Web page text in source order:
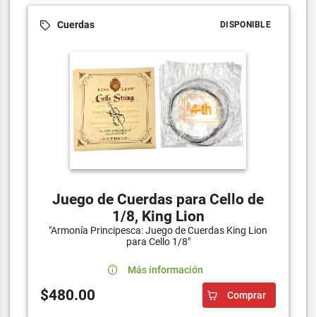
Cuerdas DISPONIBLE
Juego de Cuerdas para Cello de
1/8, King Lion
"Armonía Principesca: Juego de Cuerdas King Lion
para Cello 1/8"
Más información
$480.00 Comprar